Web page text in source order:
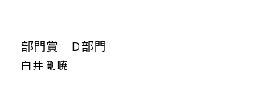
部門賞 D部門
白井 剛暁